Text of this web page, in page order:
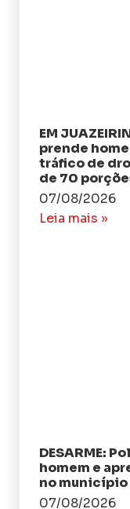
EM
prende
tráfico de
de 70
07/08/2026
Leia mais »
DESARME:
homem e
no município
07/08/2026